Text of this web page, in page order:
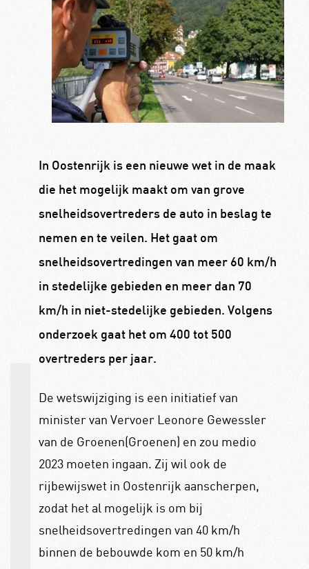
In Oostenrijk is een nieuwe wet in de maak
die het mogelijk maakt om van grove
snelheidsovertreders de auto in beslag te
nemen en te veilen. Het gaat om
snelheidsovertredingen van meer 60 km/h
in stedelijke gebieden en meer dan 70
km/h in niet-stedelijke gebieden. Volgens
onderzoek gaat het om 400 tot 500
overtreders per jaar.
De wetswijziging is een initiatief van
minister van Vervoer Leonore Gewessler
van de Groenen(Groenen) en zou medio
2023 moeten ingaan. Zij wil ook de
rijbewijswet in Oostenrijk aanscherpen,
zodat het al mogelijk is om bij
snelheidsovertredingen van 40 km/h
binnen de bebouwde kom en 50 km/h